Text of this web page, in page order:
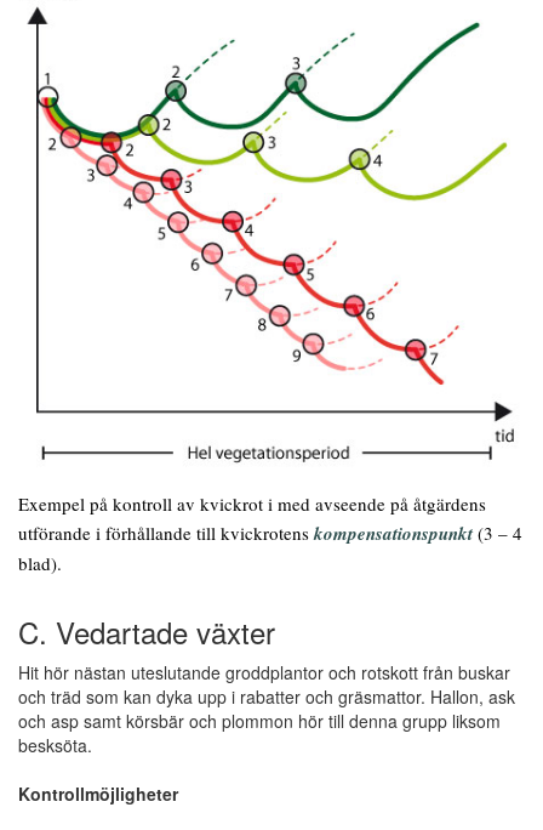
Exempel på kontroll av kvickrot i med avseende på åtgärdens
utförande i förhållande till kvickrotenskompensationspunkt(3 – 4
blad).
C. Vedartade växter
Hit hör nästan uteslutande groddplantor och rotskott från buskar
och träd som kan dyka upp i rabatter och gräsmattor. Hallon, ask
och asp samt körsbär och plommon hör till denna grupp liksom
besksöta.
Kontrollmöjligheter